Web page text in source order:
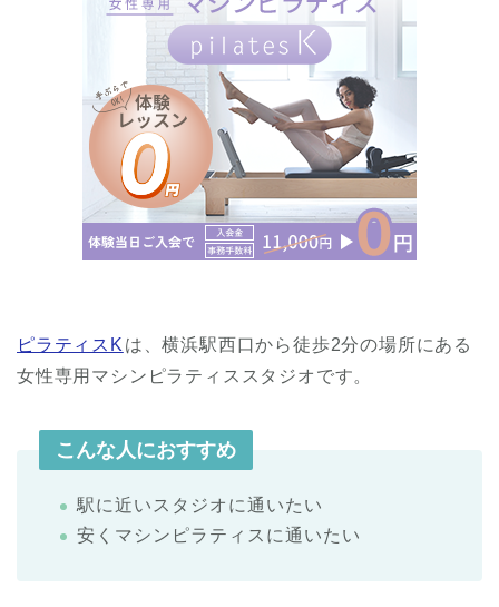
ピラティスK は、横浜駅西口から徒歩2分の場所にある
女性専用マシンピラティススタジオです。
こんな人におすすめ
駅に近いスタジオに通いたい
安くマシンピラティスに通いたい